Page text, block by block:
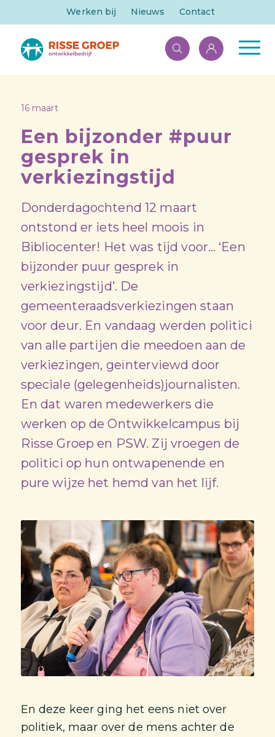
Werken bij Nieuws Contact
16 maart
Een bijzonder #puur
gesprek in
verkiezingstijd
Donderdagochtend 12 maart
ontstond er iets heel moois in
Bibliocenter! Het was tijd voor… ‘Een
bijzonder puur gesprek in
verkiezingstijd’. De
gemeenteraadsverkiezingen staan
voor deur. En vandaag werden politici
van alle partijen die meedoen aan de
verkiezingen, geïnterviewd door
speciale (gelegenheids)journalisten.
En dat waren medewerkers die
werken op de Ontwikkelcampus bij
Risse Groep en PSW. Zij vroegen de
politici op hun ontwapenende en
pure wijze het hemd van het lijf.
En deze keer ging het eens niet over
politiek, maar over de mens achter de